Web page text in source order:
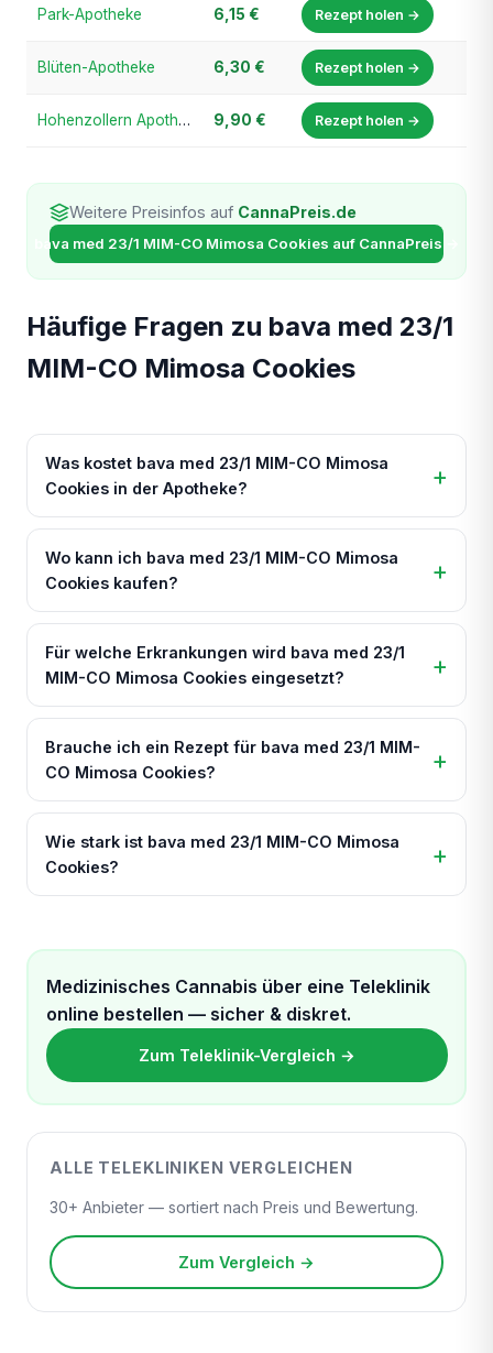
Park-Apotheke 6,15 € Rezept holen →
Blüten-Apotheke 6,30 € Rezept holen →
Hohenzollern Apotheke 9,90 € Rezept holen →
Weitere Preisinfos auf CannaPreis.de
bava med 23/1 MIM-CO Mimosa Cookies auf CannaPreis →
Häufige Fragen zu bava med 23/1
MIM-CO Mimosa Cookies
Was kostet bava med 23/1 MIM-CO Mimosa
Cookies in der Apotheke?
Wo kann ich bava med 23/1 MIM-CO Mimosa
Cookies kaufen?
Für welche Erkrankungen wird bava med 23/1
MIM-CO Mimosa Cookies eingesetzt?
Brauche ich ein Rezept für bava med 23/1 MIM-
CO Mimosa Cookies?
Wie stark ist bava med 23/1 MIM-CO Mimosa
Cookies?
Medizinisches Cannabis über eine Teleklinik
online bestellen — sicher & diskret.
Zum Teleklinik-Vergleich →
ALLE TELEKLINIKEN VERGLEICHEN
30+ Anbieter — sortiert nach Preis und Bewertung.
Zum Vergleich →